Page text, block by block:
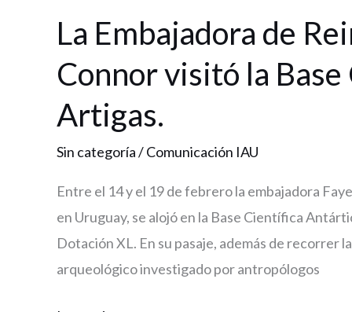
La Embajadora de
Connor visitó la
Artigas.
Sin categoría/Comunicación IAU
Entre el 14 y el 19 de febrero la embajadora
en Uruguay, se alojó en la Base Científica
Dotación XL. En su pasaje, además de recorrer
arqueológico investigado por antropólogos